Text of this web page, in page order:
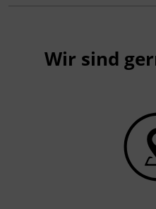
gegebenenfalls mit
Wir sind